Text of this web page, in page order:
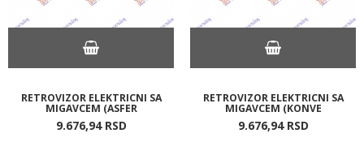
RETROVIZOR ELEKTRICNI SA
MIGAVCEM (ASFER
9.676,94 RSD
RETROVIZOR ELEKTRICNI SA
MIGAVCEM (KONVE
9.676,94 RSD